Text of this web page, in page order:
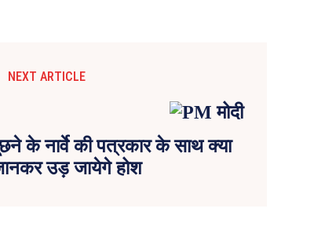
NEXT ARTICLE
के नार्वे की पत्रकार के साथ क्या
उड़ जायेगे होश